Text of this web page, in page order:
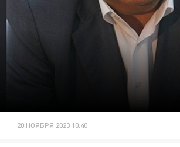
20 НОЯБРЯ 2023 10:40